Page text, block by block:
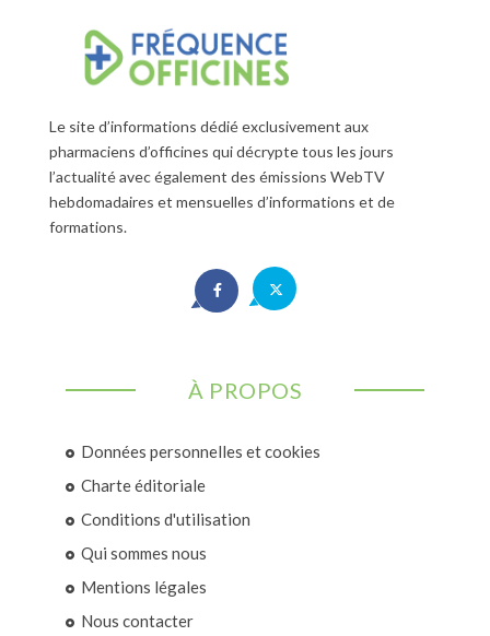
Le site d’informations dédié exclusivement aux
pharmaciens d’officines qui décrypte tous les jours
l’actualité avec également des émissions WebTV
hebdomadaires et mensuelles d’informations et de
formations.
À PROPOS
Données personnelles et cookies
Charte éditoriale
Conditions d'utilisation
Qui sommes nous
Mentions légales
Nous contacter